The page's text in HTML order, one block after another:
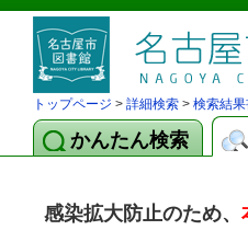
トップページ > 詳細検索 > 検索結
かんたん検索
感染拡大防止のため、